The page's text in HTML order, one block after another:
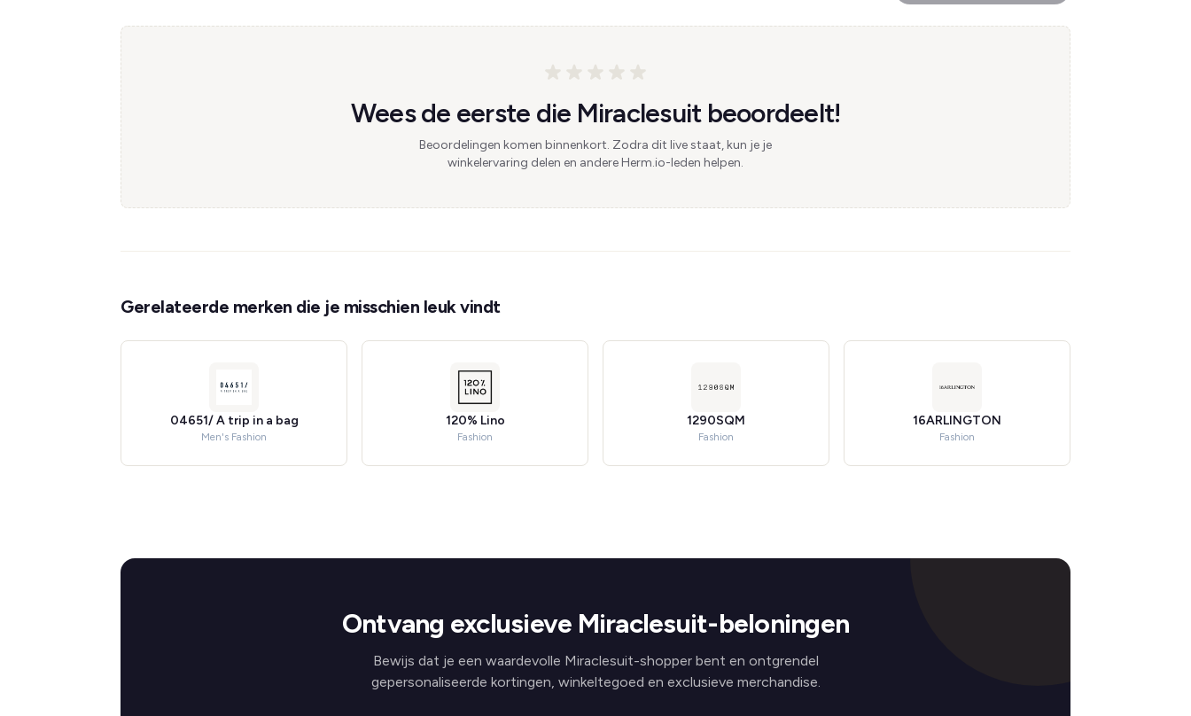
Wees de eerste die Miraclesuit beoordeelt!
Beoordelingen komen binnenkort. Zodra dit live staat, kun je je
winkelervaring delen en andere Herm.io-leden helpen.
Gerelateerde merken die je misschien leuk vindt
04651/ A trip in a bag
Men's Fashion
120% Lino
Fashion
1290SQM
Fashion
16ARLINGTON
Fashion
Ontvang exclusieve Miraclesuit-beloningen
Bewijs dat je een waardevolle Miraclesuit-shopper bent en ontgrendel
gepersonaliseerde kortingen, winkeltegoed en exclusieve merchandise.